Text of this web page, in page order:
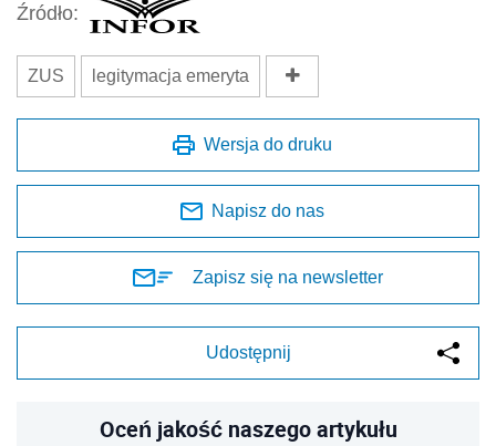
Źródło:
ZUS legitymacja emeryta
Wersja do druku
Napisz do nas
Zapisz się na newsletter
Udostępnij
Oceń jakość naszego artykułu